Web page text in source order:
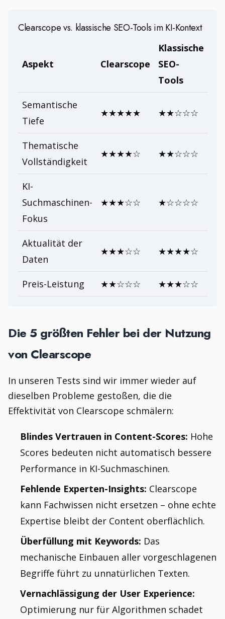
Clearscope vs. klassische SEO-Tools im KI-Kontext
Aspekt Clearscope
Klassische
SEO-
Tools
Semantische
Tiefe
★★★★★ ★★☆☆☆
Thematische
Vollständigkeit
★★★★☆ ★★☆☆☆
KI-
Suchmaschinen-
Fokus
★★★☆☆ ★☆☆☆☆
Aktualität der
Daten
★★★☆☆ ★★★★☆
Preis-Leistung ★★☆☆☆ ★★★☆☆
Die 5 größten Fehler bei der Nutzung
von Clearscope
In unseren Tests sind wir immer wieder auf
dieselben Probleme gestoßen, die die
Effektivität von Clearscope schmälern:
Blindes Vertrauen in Content-Scores: Hohe
Scores bedeuten nicht automatisch bessere
Performance in KI-Suchmaschinen.
Fehlende Experten-Insights: Clearscope
kann Fachwissen nicht ersetzen – ohne echte
Expertise bleibt der Content oberflächlich.
Überfüllung mit Keywords: Das
mechanische Einbauen aller vorgeschlagenen
Begriffe führt zu unnatürlichen Texten.
Vernachlässigung der User Experience:
Optimierung nur für Algorithmen schadet